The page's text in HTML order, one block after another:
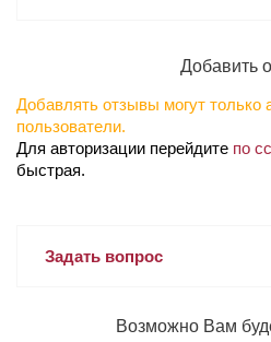
Добавить
Добавлять отзывы могут только
пользователи.
Для авторизации перейдите по
быстрая.
Задать вопрос
Возможно Вам